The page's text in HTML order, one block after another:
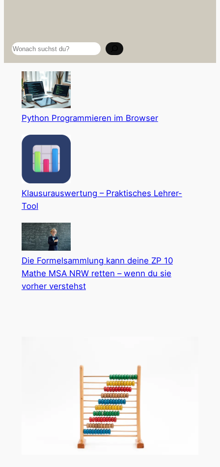
Suchen
Python Programmieren im Browser
Klausurauswertung – Praktisches Lehrer-
Tool
Die Formelsammlung kann deine ZP 10
Mathe MSA NRW retten – wenn du sie
vorher verstehst